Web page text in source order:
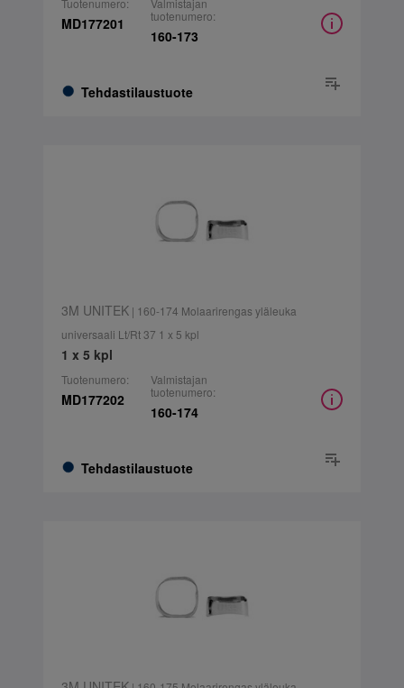
Tuotenumero:
MD177201
Tehdastilaustuote
Valmistajan
tuotenumero:
160-173
3M UNITEK| 160-174 Molaarirengas yläleuka
universaali Lt/Rt 37 1 x 5 kpl
1 x 5 kpl
Tuotenumero:
MD177202
Tehdastilaustuote
Valmistajan
tuotenumero:
160-174